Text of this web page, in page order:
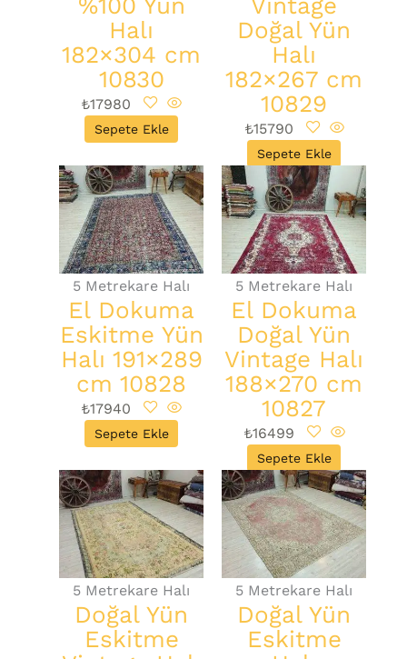
Halı
182×304 cm
10830
₺17980
Sepete Ekle
Doğal Yün
Halı
182×267 cm
10829
₺15790
Sepete Ekle
5 Metrekare Halı
El Dokuma
Eskitme Yün
Halı 191×289
cm 10828
₺17940
Sepete Ekle
5 Metrekare Halı
El Dokuma
Doğal Yün
Vintage Halı
188×270 cm
10827
₺16499
Sepete Ekle
5 Metrekare Halı
Doğal Yün
Eskitme
5 Metrekare Halı
Doğal Yün
Eskitme